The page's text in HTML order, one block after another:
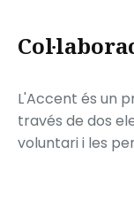
L'Accent és un
través de dos
voluntari i les